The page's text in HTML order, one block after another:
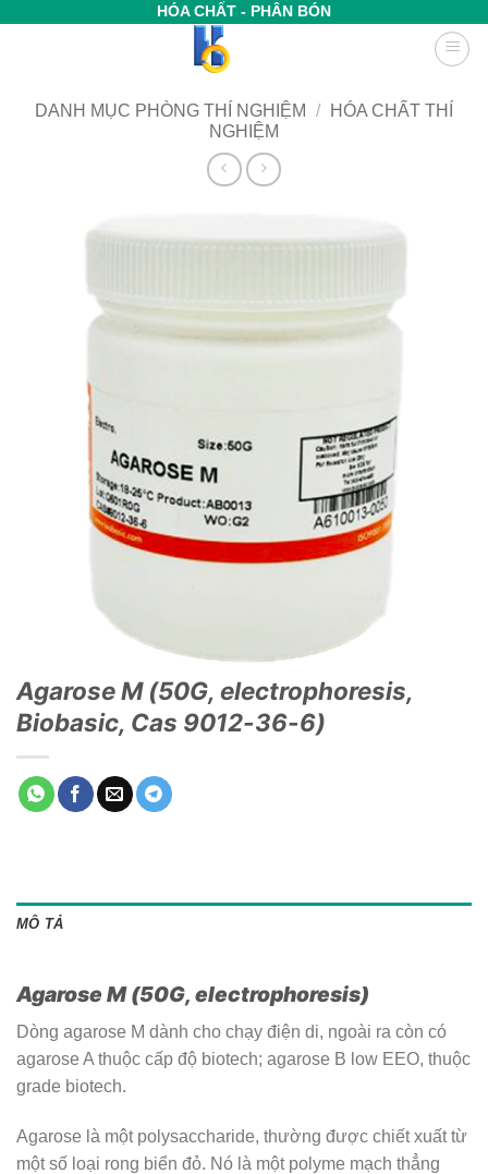
HÓA CHẤT - PHÂN BÓN
DANH MỤC PHÒNG THÍ NGHIỆM /
HÓA CHẤT THÍ
NGHIỆM
Agarose M (50G, electrophoresis,
Biobasic, Cas 9012-36-6)
MÔ TẢ
Agarose M (50G, electrophoresis)
Dòng agarose M dành cho chạy điện di, ngoài ra còn có
agarose A thuộc cấp độ biotech; agarose B low EEO, thuộc
grade biotech.
Agarose là một polysaccharide, thường được chiết xuất từ
một số loại rong biển đỏ. Nó là một polyme mạch thẳng